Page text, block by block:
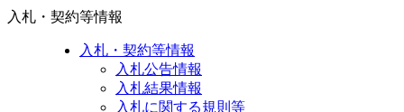
入札・契約等情報
入札・契約等情報
入札公告情報
入札結果情報
入札に関する規則等